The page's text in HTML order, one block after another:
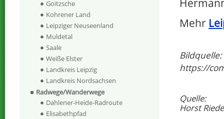
Mehr
https://
Quelle:
Horst
Goitzsche
Kohrener Land
Leipziger Neuseenland
Muldetal
Saale
Weiße Elster
Landkreis Leipzig
Landkreis Nordsachsen
Radwege/Wanderwege
Dahlener-Heide-Radroute
Elisabethpfad